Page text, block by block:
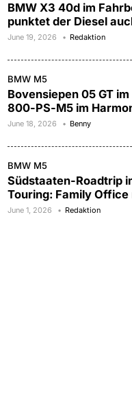
BMW X3 40d im
punktet der Diesel
June 19, 2026 Redaktion
BMW M5
Bovensiepen 05 GT
800-PS-M5 im
June 18, 2026 Benny
BMW M5
Südstaaten-Roadtrip
Touring: Family Office
June 1, 2026 Redaktion